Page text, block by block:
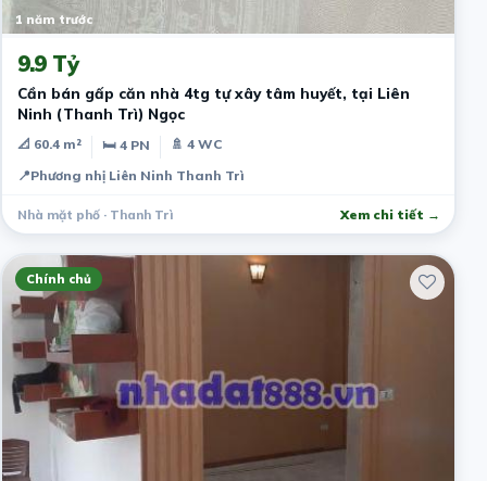
1 năm trước
9.9 Tỷ
Cần bán gấp căn nhà 4tg tự xây tâm huyết, tại Liên
Ninh (Thanh Trì) Ngọc
📐 60.4 m² 🛏 4 PN
🚿 4 WC
📍Phương nhị Liên Ninh Thanh Trì
Nhà mặt phố · Thanh Trì Xem chi tiết →
Chính chủ